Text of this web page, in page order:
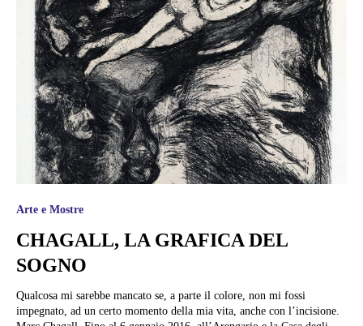
Arte e Mostre
CHAGALL, LA GRAFICA DEL
SOGNO
Qualcosa mi sarebbe mancato se, a parte il colore, non mi fossi
impegnato, ad un certo momento della mia vita, anche con l’incisione.